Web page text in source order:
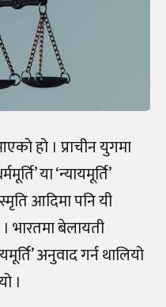
हो । प्राचीन युगमा
या ‘न्यायमूर्ति’
आदिमा पनि यी
भारतमा बेलायती
अनुवाद गर्न थालियो
।